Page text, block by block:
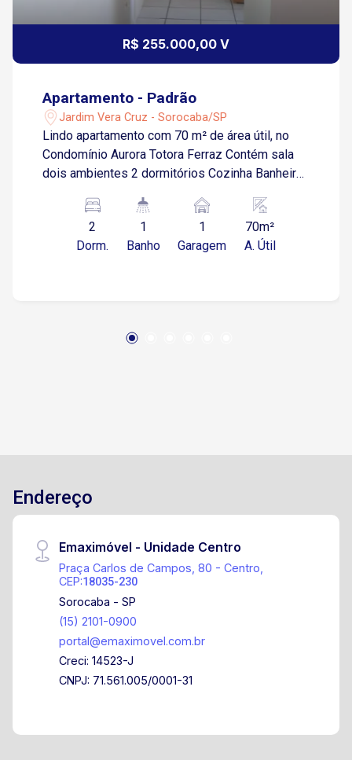
R$ 255.000,00 V
Apartamento - Padrão
Jardim Vera Cruz - Sorocaba/SP
Lindo apartamento com 70 m² de área útil, no
Condomínio Aurora Totora Ferraz Contém sala
dois ambientes 2 dormitórios Cozinha Banheiro
de garagem coberta
2
Dorm.
1
Banho
1
Garagem
70m²
A. Útil
Endereço
Emaximóvel - Unidade Centro
Praça Carlos de Campos, 80 - Centro,
CEP:18035-230
Sorocaba - SP
(15) 2101-0900
portal@emaximovel.com.br
Creci: 14523-J
CNPJ: 71.561.005/0001-31